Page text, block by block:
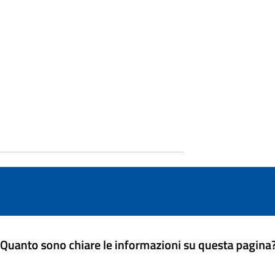
Quanto sono chiare le informazioni su questa